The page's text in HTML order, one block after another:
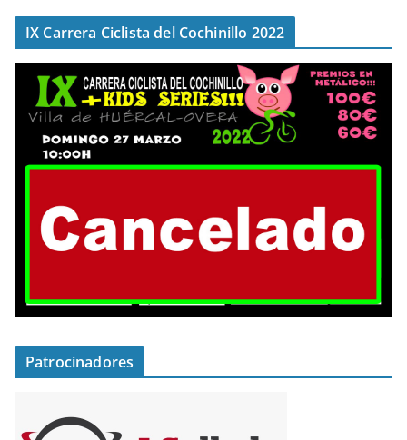
IX Carrera Ciclista del Cochinillo 2022
Patrocinadores